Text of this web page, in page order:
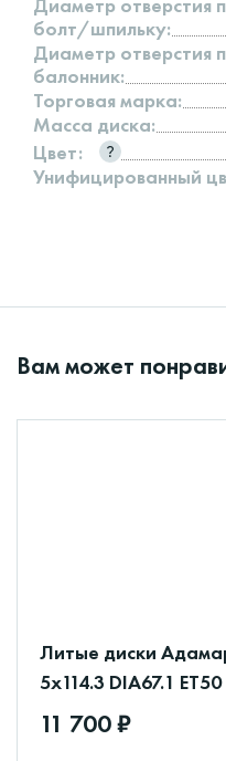
болт/шпильку:
Диаметр отверстия
балонник:
Торговая марка:
Масса диска:
Цвет:
Унифицированный
Вам может
Литые диски
5x114.3 DIA67.1
11 700 ₽